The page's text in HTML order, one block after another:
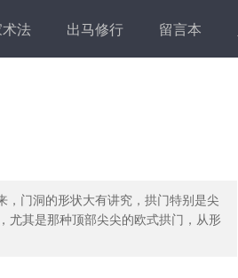
法 出马修行 留言本
门洞的形状大有讲究，拱门特别是尖
尤其是那种顶部尖尖的欧式拱门，从形